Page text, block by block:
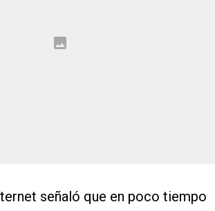
señaló que en poco tiempo